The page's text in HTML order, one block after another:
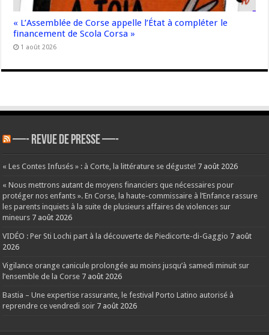
« L’Assemblée de Corse appelle l’État à compléter le
financement de Scola Corsa »
1 août 2026
—- REVUE DE PRESSE —-
« Les Contes Infusés » : à Corte, la littérature se déguste! 7 août 2026
« Nous mettrons autant de moyens financiers que nécessaires pour
protéger nos enfants ». En Corse, la haute-commissaire à l’Enfance rassure
les parents inquiets à la suite de plusieurs affaires de violences sur
mineurs 7 août 2026
VIDÉO : Per Sti Lochi part à la découverte de Piedicorte-di-Gaggio 7 août
2026
Vigilance orange canicule prolongée au moins jusqu’à samedi minuit sur
l’ensemble de la Corse 7 août 2026
Bastia – Une expertise rassurante, le festival Porto Latino autorisé à
reprendre ce vendredi soir 7 août 2026